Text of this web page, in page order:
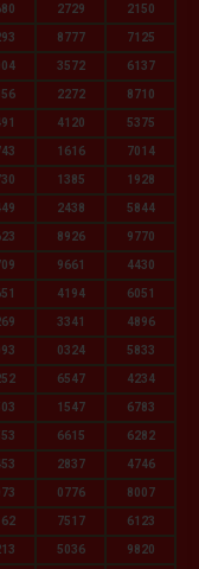
2729 2150
8777 7125
3572 6137
2272 8710
4120 5375
1616 7014
1385 1928
2438 5844
8926 9770
9661 4430
4194 6051
3341 4896
0324 5833
6547 4234
1547 6783
6615 6282
2837 4746
0776 8007
7517 6123
5036 9820